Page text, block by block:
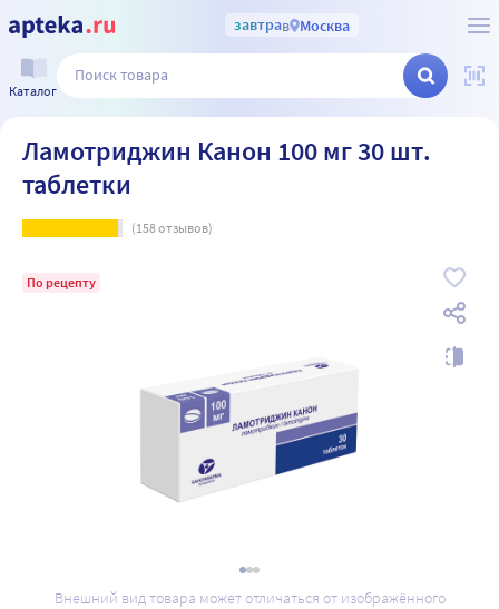
завтрав Москва
Каталог
Ламотриджин Канон 100 мг 30 шт.
таблетки
(158отзывов)
По рецепту
Внешний вид товара может отличаться от изображённого